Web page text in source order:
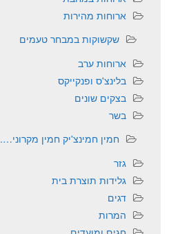
ארוחות מהירות
שקשוקות במבחר טעמים
ארוחות ערב
בלינצ'ס ופנקייקס
בצקים שונים
בשר
חמין חמינצ'יק חמין מקרוני….
גזר
גלידות תוצרת בית
דגים
המרות